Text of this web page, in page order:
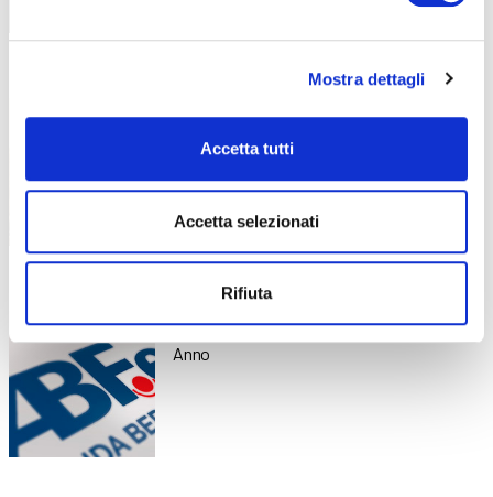
Mostra dettagli
Accetta tutti
Accetta selezionati
Rifiuta
Protetto: La sostenibilità
formazione professionale
si tratta di un articolo protetto.
Libri di testo – A.F. 2026/2027
Tutti i libri di testo necessari per il prossimo
Anno